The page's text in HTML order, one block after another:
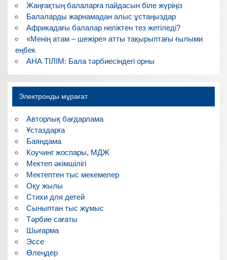
Жаңғақтың балаларға пайдасын біле жүріңіз
Балаларды жарнамадан алыс ұстаңыздар
Африкадағы балалар неліктен тез жетіледі?
«Менің атам – шежіре» атты тақырыптағы ғылыми
еңбек
АНА ТІЛІМ: Бала тәрбиесіндегі орны
Электронды мұрағат
Авторлық бағдарлама
Ұстаздарға
Баяндама
Коучинг жоспары, МДЖ
Мектеп әкімшілігі
Мектептен тыс мекемелер
Оқу жылы
Стихи для детей
Сыныптан тыс жұмыс
Тәрбие сағаты
Шығарма
Эссе
Өлеңдер